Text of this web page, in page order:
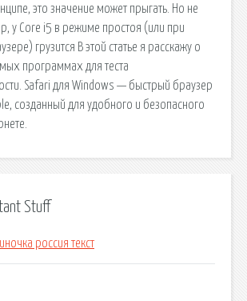
это значение может прыгать. Но не
у Core i5 в режиме простоя (или при
грузится В этой статье я расскажу о
программах для теста
Safari для Windows — быстрый браузер
созданный для удобного и безопасного
Stuff
россия текст